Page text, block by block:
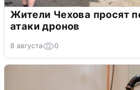
Жители Чехова просят
атаки дронов
8 августа 0